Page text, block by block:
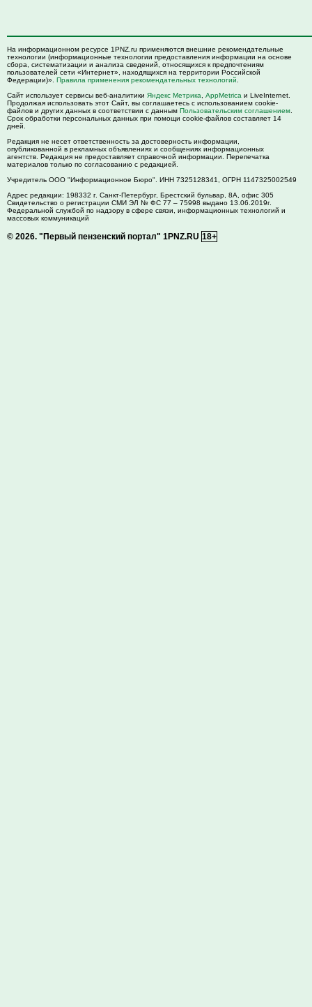
На информационном ресурсе 1PNZ.ru применяются внешние рекомендательные
технологии (информационные технологии предоставления информации на основе
сбора, систематизации и анализа сведений, относящихся к предпочтениям
пользователей сети «Интернет», находящихся на территории Российской
Федерации)». Правила применения рекомендательных технологий
Сайт использует сервисы веб-аналитики Яндекс Метрика AppMetrica и LiveInternet.
Продолжая использовать этот Сайт, вы соглашаетесь с использованием cookie-
файлов и других данных в соответствии с данным Пользовательским соглашением
Срок обработки персональных данных при помощи cookie-файлов составляет 14
дней.
Редакция не несет ответственность за достоверность информации,
опубликованной в рекламных объявлениях и сообщениях информационных
агентств. Редакция не предоставляет справочной информации. Перепечатка
материалов только по согласованию с редакцией.
Учредитель ООО "Информационное Бюро". ИНН 7325128341, ОГРН 1147325002549
Адрес редакции: 198332 г. Санкт-Петербург, Брестский бульвар, 8А, офис 305
Свидетельство о регистрации СМИ ЭЛ № ФС 77 – 75998 выдано 13.06.2019г.
Федеральной службой по надзору в сфере связи, информационных технологий и
массовых коммуникаций
© 2026. "Первый пензенский портал" 1PNZ.RU 18+